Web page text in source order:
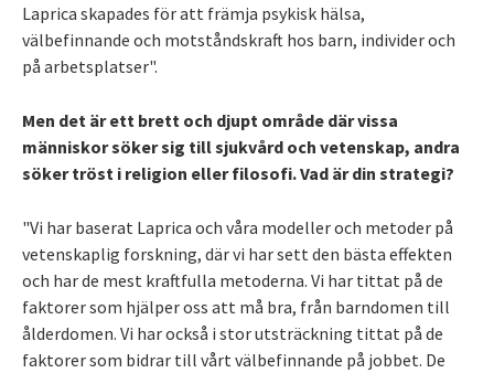
Laprica skapades för att främja psykisk hälsa,
välbefinnande och motståndskraft hos barn, individer och
på arbetsplatser".
Men det är ett brett och djupt område där vissa
människor söker sig till sjukvård och vetenskap, andra
söker tröst i religion eller filosofi. Vad är din strategi?
"Vi har baserat Laprica och våra modeller och metoder på
vetenskaplig forskning, där vi har sett den bästa effekten
och har de mest kraftfulla metoderna. Vi har tittat på de
faktorer som hjälper oss att må bra, från barndomen till
ålderdomen. Vi har också i stor utsträckning tittat på de
faktorer som bidrar till vårt välbefinnande på jobbet. De